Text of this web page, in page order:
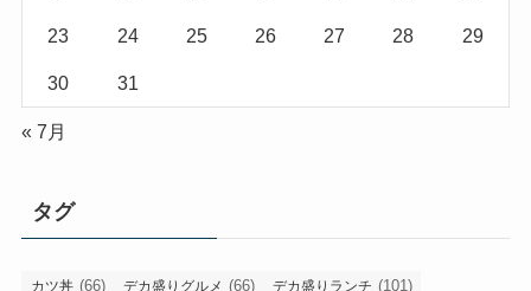
23 24 25 26 27 28 29
30 31
« 7月
タグ
カツ丼 (66) デカ盛りグルメ (66) デカ盛りランチ (101)